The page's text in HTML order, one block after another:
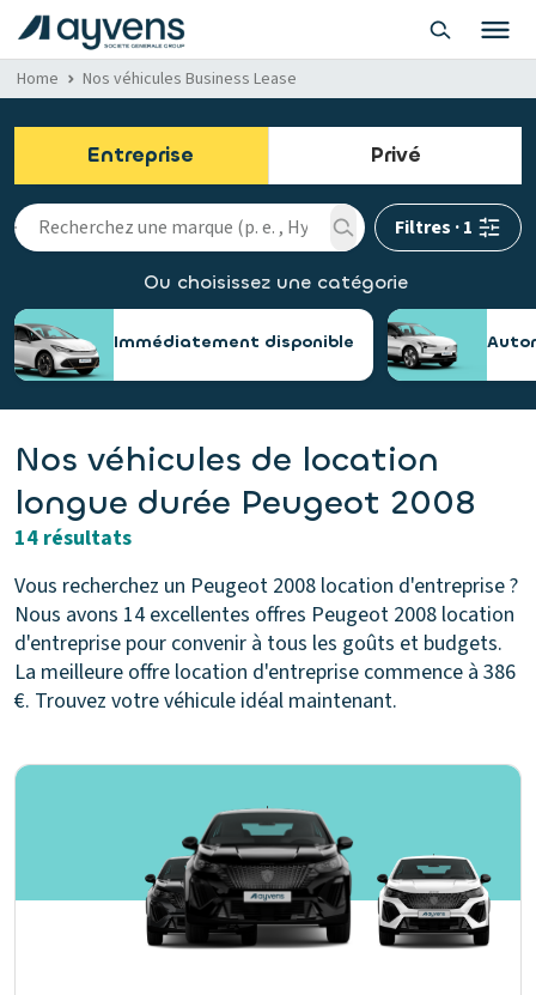
Home Nos véhicules Business Lease
Entreprise Privé
Filtres ·1
Ou choisissez une catégorie
Immédiatement disponible
Nos véhicules de location
longue durée Peugeot 2008
14 résultats
Vous recherchez un Peugeot 2008 location d'entreprise ?
Nous avons 14 excellentes offres Peugeot 2008 location
d'entreprise pour convenir à tous les goûts et budgets.
La meilleure offre location d'entreprise commence à 386
€. Trouvez votre véhicule idéal maintenant.